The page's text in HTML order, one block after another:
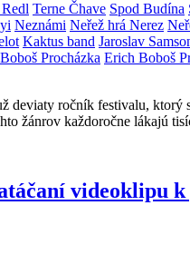
Terne Čhave Spod Budína
Neznámi Neřež hrá Nerez
Kaktus band Jaroslav
Procházka Erich Boboš
ročník festivalu,
žánrov každoročne lákajú
videoklipu